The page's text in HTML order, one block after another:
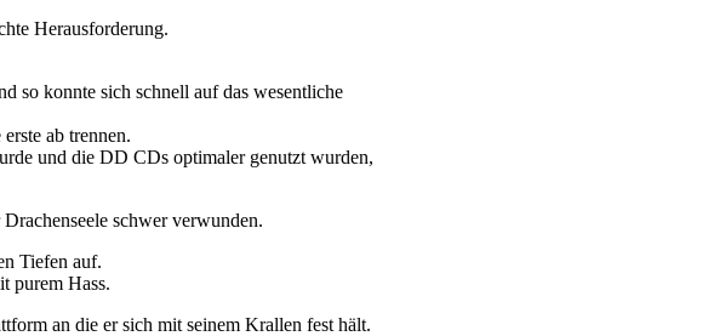
Herausforderung.
so konnte sich schnell auf das wesentliche
ab trennen.
und die DD CDs optimaler genutzt wurden,
schwer verwunden.
Tiefen auf.
purem Hass.
an die er sich mit seinem Krallen fest hält.